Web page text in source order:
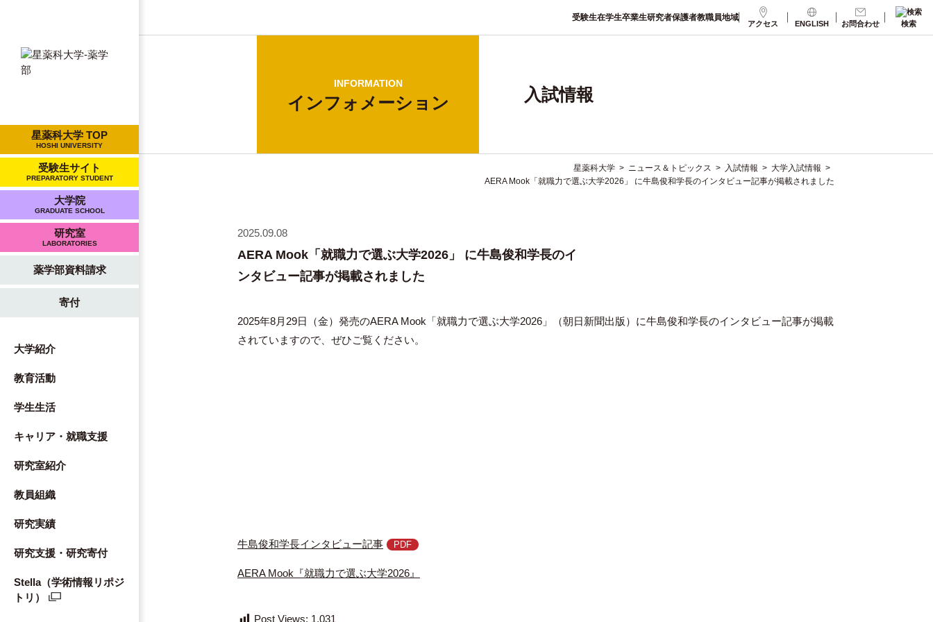
星薬科大学 TOP
HOSHI UNIVERSITY
受験生サイト
PREPARATORY STUDENT
大学院
GRADUATE SCHOOL
研究室
LABORATORIES
薬学部資料請求
寄付
大学紹介
教育活動
学生生活
キャリア・就職支援
研究室紹介
教員組織
研究実績
研究支援・研究寄付
Stella（学術情報リポジ
トリ）
受験生在学生卒業生研究者保護者教職員地域
アクセス ENGLISH お問合わせ 検索
INFORMATION
インフォ メーション 入試情報
星薬科大学 > ニュース＆トピックス > 入試情報 > 大学入試情報 >
AERA Mook「就職力で選ぶ大学2026」 に牛島俊和学長のインタビュー記事が掲載されました
2025.09.08
AERA Mook「就職力で選ぶ大学2026」 に牛島俊和学長のイ
ンタビュー記事が掲載されました
2025年8月29日（金）発売のAERA Mook「就職力で選ぶ大学2026」（朝日新聞出版）に牛島俊和学長のインタビュー記事が掲載
されていますので、ぜひご覧ください。
牛島俊和学長インタビュー記事
AERA Mook『就職力で選ぶ大学2026』
Post Views: 1,031